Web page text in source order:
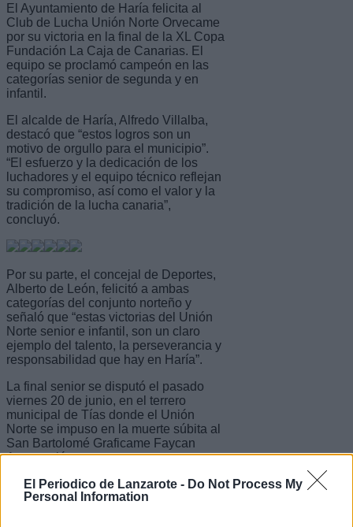
El Periodico de Lanzarote - Do Not Process My
Personal Information
El Ayuntamiento de Haría felicita al
Club de Lucha Unión Norte Orvecame
por su victoria en la final de la XL Copa
Fundación La Caja de Canarias. El
equipo se proclamó campeón en las
categorías senior de segunda y en
infantil.
El alcalde de Haría, Alfredo Villalba,
destacó que “estos logros son un
motivo de orgullo para el municipio”.
“El esfuerzo y la dedicación de los
luchadores y el equipo técnico reflejan
su compromiso, así como el valor y la
tradición de la lucha canaria”,
concluyó.
Por su parte, el concejal de Deportes,
Alberto de León, felicitó a ambas
categorías del conjunto norteño y
señaló que “estas victorias del Unión
Norte senior e infantil, son un claro
ejemplo del talento, la perseverancia y
responsabilidad que hay en Haría”.
La final senior se disputó el pasado
viernes 20 de junio, en el terrero
municipal de Tías donde el Unión
Norte se impuso en la muerte súbita al
San Bartolomé Graficame Faycan
Automoción.
De igual forma, la final infantil,
celebrada el pasado sábado 21 de